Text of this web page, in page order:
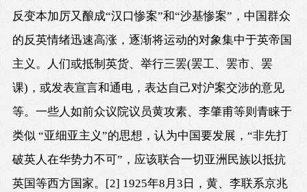
反变本加厉又酿成“汉口惨案”和“沙基惨案”，中国群众
的反英情绪迅速高涨，逐渐将运动的对象集中于英帝国
主义。人们或抵制英货、举行三罢(罢工、罢市、罢
课)，或发表宣言和通电，表达自己对沪案交涉的意见
等。一些人如前众议院议员黄攻素、李肇甫等则青睐于
类似 “亚细亚主义”的思想，认为中国要发展，“非先打
破英人在华势力不可”，应该联合一切亚洲民族以抵抗
英国等西方国家。
[2] 1925年8月3日 ，黄、李联系京兆